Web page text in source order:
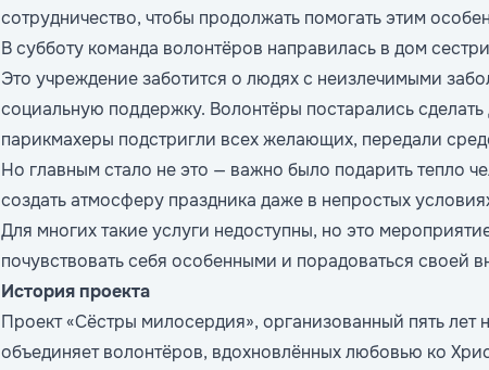
сотрудничество, чтобы продолжать помогать этим
В субботу команда волонтёров направилась в дом
Это учреждение заботится о людях с неизлечимыми
социальную поддержку. Волонтёры постарались
парикмахеры подстригли всех желающих, передали
Но главным стало не это — важно было подарить тепло
создать атмосферу праздника даже в непростых
Для многих такие услуги недоступны, но это
почувствовать себя особенными и порадоваться своей
История проекта
Проект «Сёстры милосердия», организованный пять лет
объединяет волонтёров, вдохновлённых любовью ко